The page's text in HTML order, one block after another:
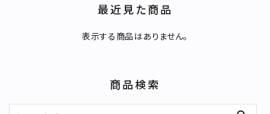
最近見た商品
表示する商品はありません。
商品検索